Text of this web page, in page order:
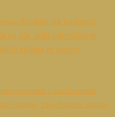
działała jak najlepiej
na nią. Jeśli odrzucisz te
znikną ze strony
i zachowania
strony, zwiększasz szansę